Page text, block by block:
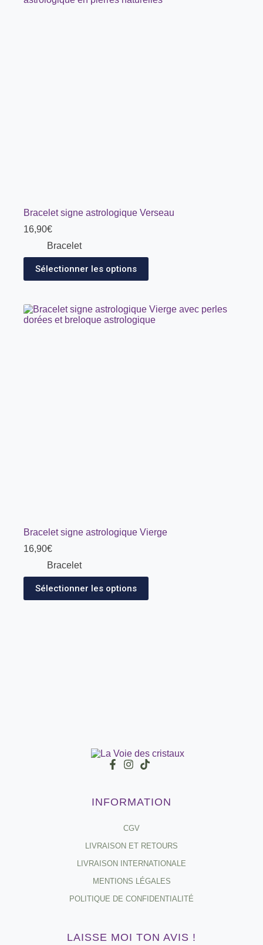
Bracelet signe astrologique Verseau
16,90€
Bracelet
Sélectionner les options
Bracelet signe astrologique Vierge
16,90€
Bracelet
Sélectionner les options
INFORMATION
CGV
LIVRAISON ET RETOURS
LIVRAISON INTERNATIONALE
MENTIONS LÉGALES
POLITIQUE DE CONFIDENTIALITÉ
LAISSE MOI TON AVIS !